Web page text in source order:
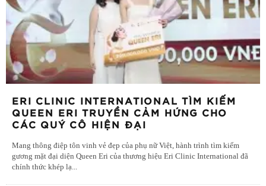
ERI CLINIC INTERNATIONAL TÌM KIẾM
QUEEN ERI TRUYỀN CẢM HỨNG CHO
CÁC QUÝ CÔ HIỆN ĐẠI
Mang thông điệp tôn vinh vẻ đẹp của phụ nữ Việt, hành trình tìm kiếm
gương mặt đại diện Queen Eri của thương hiệu Eri Clinic International đã
chính thức khép lạ...